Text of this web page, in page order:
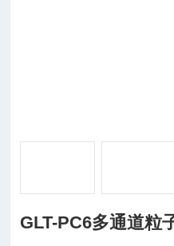
GLT-PC6多通道粒